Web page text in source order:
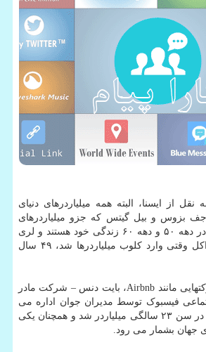
نقل از ایسنا، البته همه میلیاردرهای دنیای
جف بزوس و بیل گیتس که جزو میلیاردرهای
جهان هستند به ترتیب در دهه ۵۰ و دهه ۶۰ زندگی خود هستند و لری
الیسون از شرکت اوراکل وقتی وارد کلوب میلیاردرها شد، ۴۹ سال
با این حال مدیران شرکتهایی مانند Airbnb، بایت دنس – شرکت مادر
فیسبوک توسط مدیران جوان اداره می
گردند. مارک زاکربرگ در سن ۲۳ سالگی میلیاردر شد و همچنان یکی
جهان بشمار می رود.